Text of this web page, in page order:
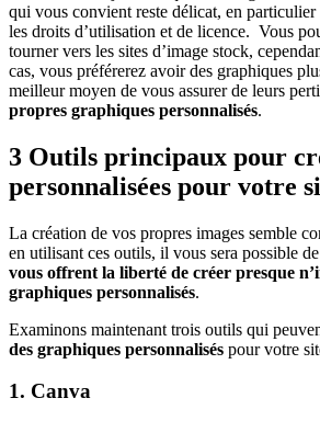
qui vous convient reste délicat, en
les droits d’utilisation et de licence. Vous
tourner vers les sites d’image stock,
cas, vous préférerez avoir des graphiques
meilleur moyen de vous assurer de leurs
propres graphiques personnalisés.
3 Outils principaux pour
personnalisées pour votre
La création de vos propres images semble
en utilisant ces outils, il vous sera possible
vous offrent la liberté de créer presque
graphiques personnalisés.
Examinons maintenant trois outils qui
des graphiques personnalisés pour votre
1. Canva